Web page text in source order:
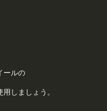
ールの
しましょう。